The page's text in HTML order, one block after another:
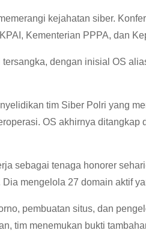
kejahatan siber.
Kementerian PPPA, dan
dengan inisial OS
tim Siber Polri yang
OS akhirnya
sebagai tenaga honorer
mengelola 27 domain aktif
pembuatan situs, dan
tim menemukan bukti